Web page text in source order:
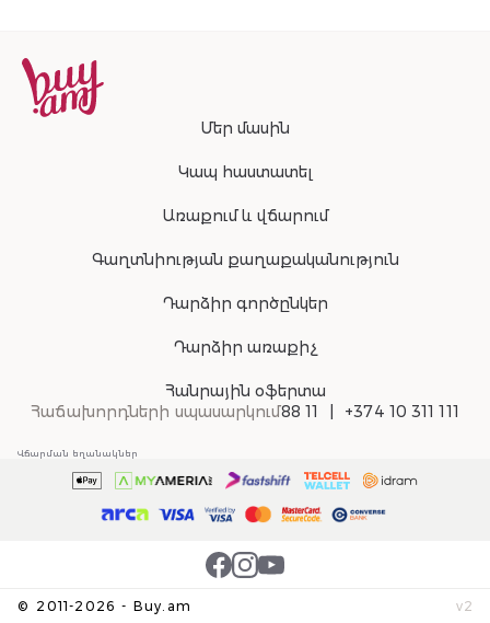
Մեր մասին
Կապ հաստատել
Առաքում և վճարում
Գաղտնիության քաղաքականություն
Դարձիր գործընկեր
Դարձիր առաքիչ
Հանրային օֆերտա
Հաճախորդների սպասարկում88 11 +374 10 311 111
© 2011-2026 - Buy.am v2
Վճարման եղանակներ